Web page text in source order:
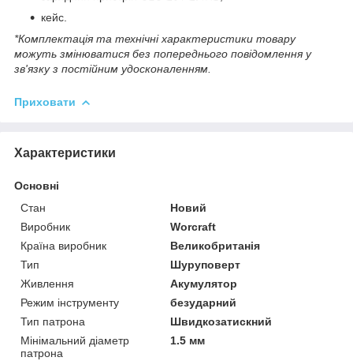
кейс.
*Комплектація та технічні характеристики товару
можуть змінюватися без попереднього повідомлення у
зв'язку з постійним удосконаленням.
Приховати
Характеристики
Основні
Стан
Новий
Виробник
Worcraft
Країна виробник
Великобританія
Тип
Шуруповерт
Живлення
Акумулятор
Режим інструменту
безударний
Тип патрона
Швидкозатискний
Мінімальний діаметр
патрона
1.5 мм